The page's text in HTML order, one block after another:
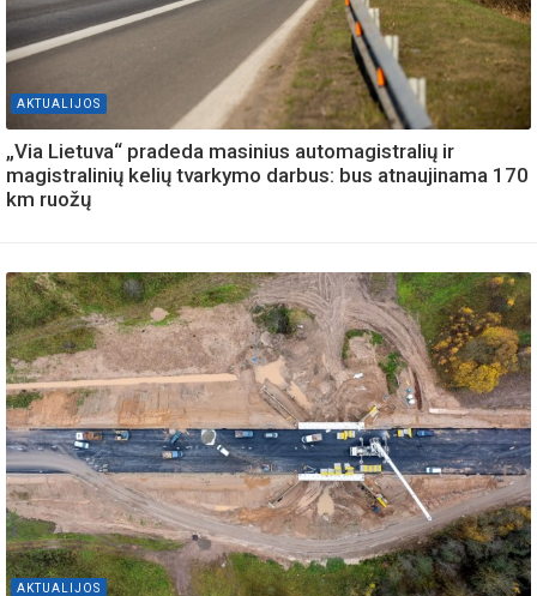
AKTUALIJOS
„Via Lietuva“ pradeda masinius automagistralių ir
magistralinių kelių tvarkymo darbus: bus atnaujinama 170
km ruožų
AKTUALIJOS